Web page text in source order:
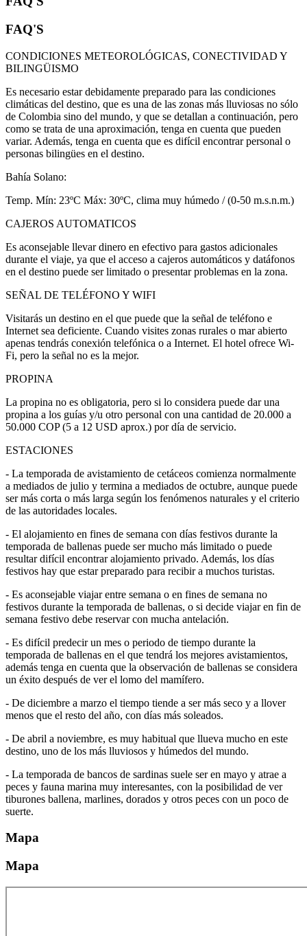
FAQ'S
CONDICIONES METEOROLÓGICAS, CONECTIVIDAD Y
BILINGÜISMO
Es necesario estar debidamente preparado para las condiciones
climáticas del destino, que es una de las zonas más lluviosas no sólo
de Colombia sino del mundo, y que se detallan a continuación, pero
como se trata de una aproximación, tenga en cuenta que pueden
variar. Además, tenga en cuenta que es difícil encontrar personal o
personas bilingües en el destino.
Bahía Solano:
Temp. Mín: 23ºC Máx: 30ºC, clima muy húmedo / (0-50 m.s.n.m.)
CAJEROS AUTOMATICOS
Es aconsejable llevar dinero en efectivo para gastos adicionales
durante el viaje, ya que el acceso a cajeros automáticos y datáfonos
en el destino puede ser limitado o presentar problemas en la zona.
SEÑAL DE TELÉFONO Y WIFI
Visitarás un destino en el que puede que la señal de teléfono e
Internet sea deficiente. Cuando visites zonas rurales o mar abierto
apenas tendrás conexión telefónica o a Internet. El hotel ofrece Wi-
Fi, pero la señal no es la mejor.
PROPINA
La propina no es obligatoria, pero si lo considera puede dar una
propina a los guías y/u otro personal con una cantidad de 20.000 a
50.000 COP (5 a 12 USD aprox.) por día de servicio.
ESTACIONES
- La temporada de avistamiento de cetáceos comienza normalmente
a mediados de julio y termina a mediados de octubre, aunque puede
ser más corta o más larga según los fenómenos naturales y el criterio
de las autoridades locales.
- El alojamiento en fines de semana con días festivos durante la
temporada de ballenas puede ser mucho más limitado o puede
resultar difícil encontrar alojamiento privado. Además, los días
festivos hay que estar preparado para recibir a muchos turistas.
- Es aconsejable viajar entre semana o en fines de semana no
festivos durante la temporada de ballenas, o si decide viajar en fin de
semana festivo debe reservar con mucha antelación.
- Es difícil predecir un mes o periodo de tiempo durante la
temporada de ballenas en el que tendrá los mejores avistamientos,
además tenga en cuenta que la observación de ballenas se considera
un éxito después de ver el lomo del mamífero.
- De diciembre a marzo el tiempo tiende a ser más seco y a llover
menos que el resto del año, con días más soleados.
- De abril a noviembre, es muy habitual que llueva mucho en este
destino, uno de los más lluviosos y húmedos del mundo.
- La temporada de bancos de sardinas suele ser en mayo y atrae a
peces y fauna marina muy interesantes, con la posibilidad de ver
tiburones ballena, marlines, dorados y otros peces con un poco de
suerte.
Mapa
Mapa